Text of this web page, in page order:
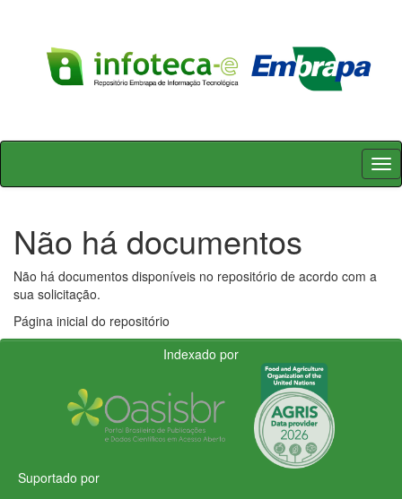
Skip
Não há documentos
Não há documentos disponíveis no repositório de acordo com a
sua solicitação.
Página inicial do repositório
Indexado por
Suportado por